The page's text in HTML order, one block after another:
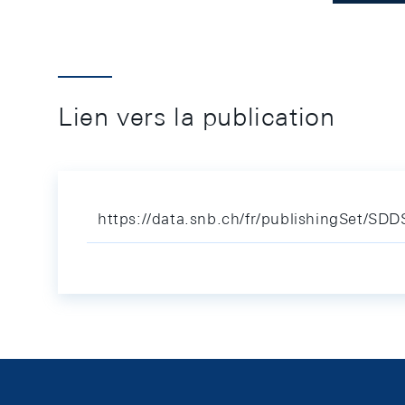
Lien vers la publication
https://data.snb.ch/fr/publishingSet/